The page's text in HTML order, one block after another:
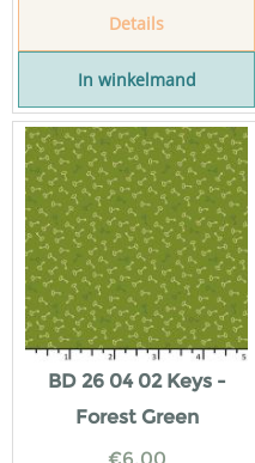
Details
In winkelmand
BD 26 04 02 Keys -
Forest Green